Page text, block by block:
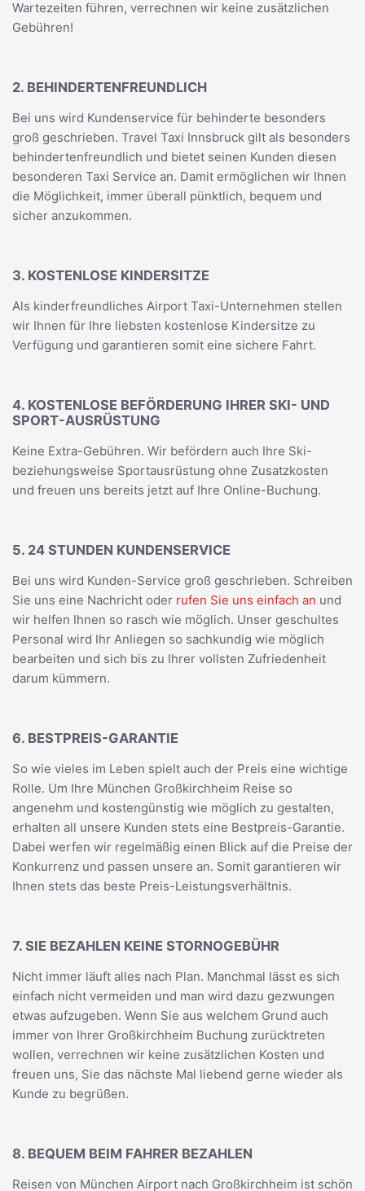
Wartezeiten führen, verrechnen wir keine zusätzlichen
Gebühren!
2. BEHINDERTENFREUNDLICH
Bei uns wird Kundenservice für behinderte besonders
groß geschrieben. Travel Taxi Innsbruck gilt als besonders
behindertenfreundlich und bietet seinen Kunden diesen
besonderen Taxi Service an. Damit ermöglichen wir Ihnen
die Möglichkeit, immer überall pünktlich, bequem und
sicher anzukommen.
3. KOSTENLOSE KINDERSITZE
Als kinderfreundliches Airport Taxi-Unternehmen stellen
wir Ihnen für Ihre liebsten kostenlose Kindersitze zu
Verfügung und garantieren somit eine sichere Fahrt.
4. KOSTENLOSE BEFÖRDERUNG IHRER SKI- UND
SPORT-AUSRÜSTUNG
Keine Extra-Gebühren. Wir befördern auch Ihre Ski-
beziehungsweise Sportausrüstung ohne Zusatzkosten
und freuen uns bereits jetzt auf Ihre Online-Buchung.
5. 24 STUNDEN KUNDENSERVICE
Bei uns wird Kunden-Service groß geschrieben. Schreiben
Sie uns eine Nachricht oder rufen Sie uns einfach an und
wir helfen Ihnen so rasch wie möglich. Unser geschultes
Personal wird Ihr Anliegen so sachkundig wie möglich
bearbeiten und sich bis zu Ihrer vollsten Zufriedenheit
darum kümmern.
6. BESTPREIS-GARANTIE
So wie vieles im Leben spielt auch der Preis eine wichtige
Rolle. Um Ihre München Großkirchheim Reise so
angenehm und kostengünstig wie möglich zu gestalten,
erhalten all unsere Kunden stets eine Bestpreis-Garantie.
Dabei werfen wir regelmäßig einen Blick auf die Preise der
Konkurrenz und passen unsere an. Somit garantieren wir
Ihnen stets das beste Preis-Leistungsverhältnis.
7. SIE BEZAHLEN KEINE STORNOGEBÜHR
Nicht immer läuft alles nach Plan. Manchmal lässt es sich
einfach nicht vermeiden und man wird dazu gezwungen
etwas aufzugeben. Wenn Sie aus welchem Grund auch
immer von Ihrer Großkirchheim Buchung zurücktreten
wollen, verrechnen wir keine zusätzlichen Kosten und
freuen uns, Sie das nächste Mal liebend gerne wieder als
Kunde zu begrüßen.
8. BEQUEM BEIM FAHRER BEZAHLEN
Reisen von München Airport nach Großkirchheim ist schön